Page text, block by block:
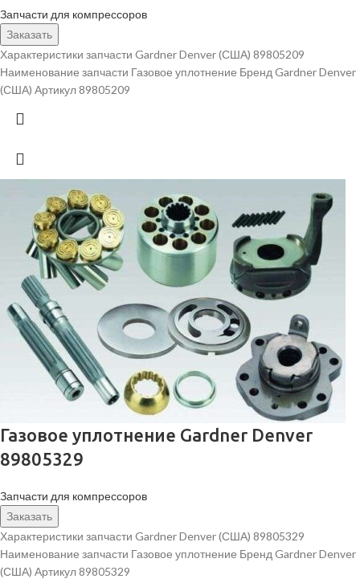
Запчасти для компрессоров
Заказать
Характеристики запчасти Gardner Denver (США) 89805209
Наименование запчасти Газовое уплотнение Бренд Gardner Denver
(США) Артикул 89805209
Газовое уплотнение Gardner Denver
89805329
Запчасти для компрессоров
Заказать
Характеристики запчасти Gardner Denver (США) 89805329
Наименование запчасти Газовое уплотнение Бренд Gardner Denver
(США) Артикул 89805329